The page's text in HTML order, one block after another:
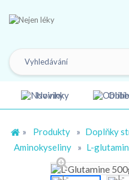
Novinky
» Produkty » Doplňky
Aminokyseliny
» L-glutamin